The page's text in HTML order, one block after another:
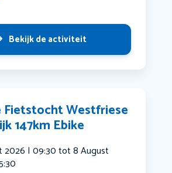
Bekijk de activiteit
Fietstocht Westfriese
147km Ebike
2026 | 09:30 tot 8 August